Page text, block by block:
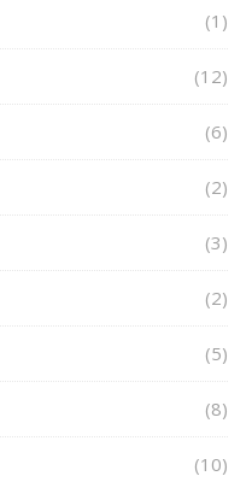
(1)
(12)
(6)
(2)
(3)
(2)
(5)
(8)
(10)